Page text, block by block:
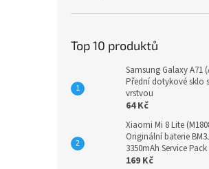
Top 10 produktů
Samsung Galaxy A71
Přední dotykové sklo
vrstvou
64 Kč
Xiaomi Mi 8 Lite
Originální baterie
3350mAh Service Pack
169 Kč